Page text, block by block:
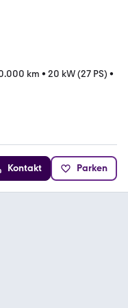
km • 20 kW (27 PS) •
Kontakt Parken